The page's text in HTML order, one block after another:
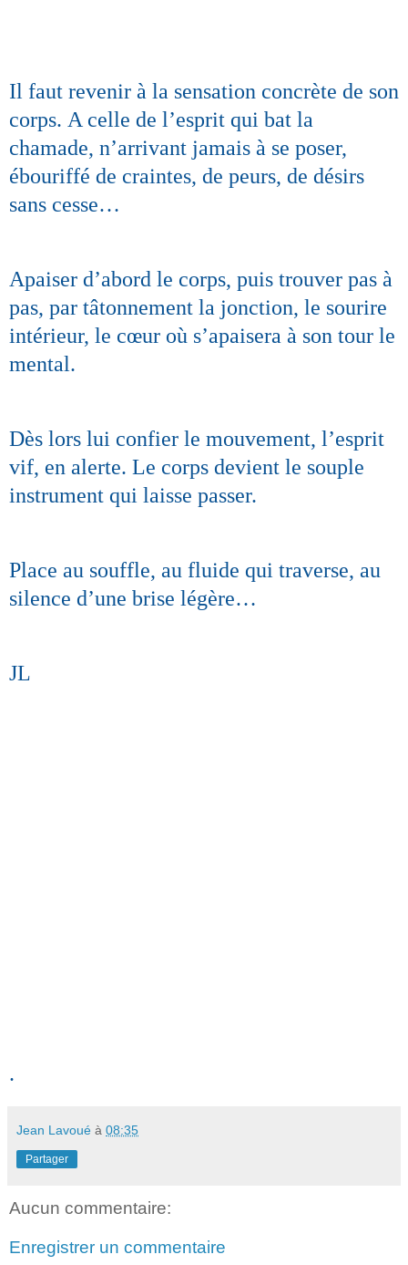
Il faut revenir à la sensation concrète de son
corps. A celle de l’esprit qui bat la
chamade, n’arrivant jamais à se poser,
ébouriffé de craintes, de peurs, de désirs
sans cesse…
Apaiser d’abord le corps, puis trouver pas à
pas, par tâtonnement la jonction, le sourire
intérieur, le cœur où s’apaisera à son tour le
mental.
Dès lors lui confier le mouvement, l’esprit
vif, en alerte. Le corps devient le souple
instrument qui laisse passer.
Place au souffle, au fluide qui traverse, au
silence d’une brise légère…
JL
.
Jean Lavoué à 08:35
Partager
Aucun commentaire:
Enregistrer un commentaire